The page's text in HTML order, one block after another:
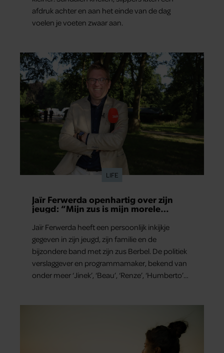
afdruk achter en aan het einde van de dag
voelen je voeten zwaar aan.
LIFE
Jaïr Ferwerda openhartig over zijn
jeugd: “Mijn zus is mijn morele
Jaïr Ferwerda heeft een persoonlijk inkijkje
gegeven in zijn jeugd, zijn familie en de
bijzondere band met zijn zus Berbel. De politiek
verslaggever en programmamaker, bekend van
onder meer ‘Jinek’, ‘Beau’, ‘Renze’, ‘Humberto’